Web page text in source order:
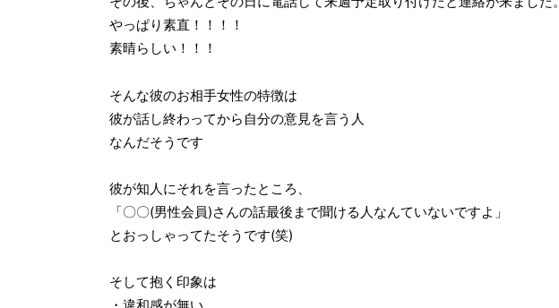
やっぱり素直！！！！
素晴らしい！！！
そんな彼のお相手女性の特徴は
彼が話し終わってから自分の意見を言う人
なんだそうです
彼が知人にそれを言ったところ、
「〇〇(男性会員)さんの話最後まで聞ける人なんていないですよ」
とおっしゃってたそうです(笑)
そして抱く印象は